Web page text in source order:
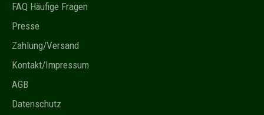
FAQ Häufige Fragen
Presse
Zahlung/Versand
Kontakt/Impressum
AGB
Datenschutz